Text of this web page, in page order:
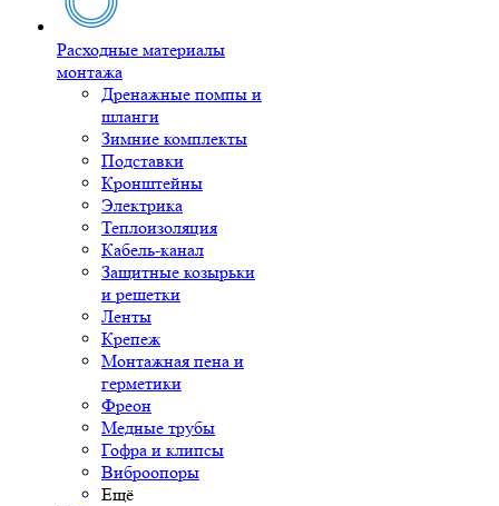
Расходные материалы
монтажа
Дренажные помпы и
шланги
Зимние комплекты
Подставки
Кронштейны
Электрика
Теплоизоляция
Кабель-канал
Защитные козырьки
и решетки
Ленты
Крепеж
Монтажная пена и
герметики
Фреон
Медные трубы
Гофра и клипсы
Виброопоры
Ещё